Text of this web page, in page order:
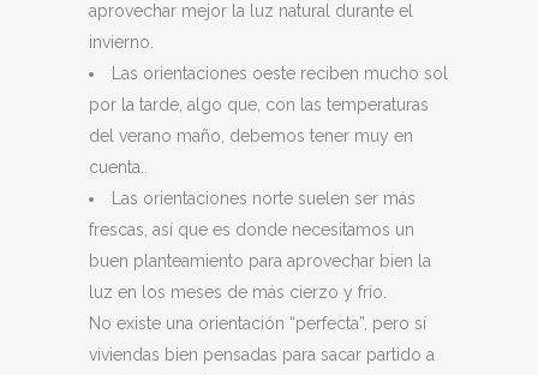
aprovechar mejor la luz natural durante el
invierno.
Las orientaciones oeste reciben mucho sol
por la tarde, algo que, con las temperaturas
del verano maño, debemos tener muy en
cuenta..
Las orientaciones norte suelen ser más
frescas, así que es donde necesitamos un
buen planteamiento para aprovechar bien la
luz en los meses de más cierzo y frío.
No existe una orientación “perfecta”, pero sí
viviendas bien pensadas para sacar partido a